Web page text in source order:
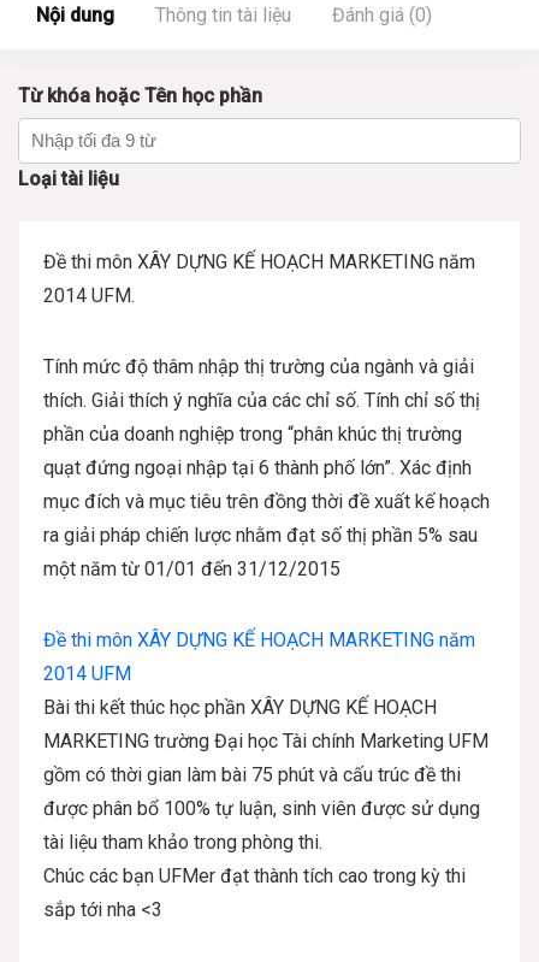
Nội dung Thông tin tài liệu Đánh giá (0)
Từ khóa hoặc Tên học phần
Loại tài liệu
Đề thi môn XÂY DỰNG KẾ HOẠCH MARKETING năm
2014 UFM.
Tính mức độ thâm nhập thị trường của ngành và giải
thích. Giải thích ý nghĩa của các chỉ số. Tính chỉ số thị
phần của doanh nghiệp trong “phân khúc thị trường
quạt đứng ngoại nhập tại 6 thành phố lớn”. Xác định
mục đích và mục tiêu trên đồng thời đề xuất kế hoạch
ra giải pháp chiến lược nhằm đạt số thị phần 5% sau
một năm từ 01/01 đến 31/12/2015
Đề thi môn XÂY DỰNG KẾ HOẠCH MARKETING năm
2014 UFM
Bài thi kết thúc học phần XÂY DỰNG KẾ HOẠCH
MARKETING trường Đại học Tài chính Marketing UFM
gồm có thời gian làm bài 75 phút và cấu trúc đề thi
được phân bổ 100% tự luận, sinh viên được sử dụng
tài liệu tham khảo trong phòng thi.
Chúc các bạn UFMer đạt thành tích cao trong kỳ thi
sắp tới nha <3